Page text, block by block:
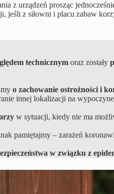
z urządzeń prosząc
jeśli z siłowni i placu zabaw
technicznym oraz zostały
o zachowanie ostrożności i
innej lokalizacji na
w sytuacji, kiedy nie ma
pamiętajmy – zarażeń
w związku z